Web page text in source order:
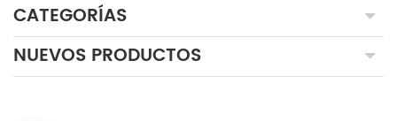
CATEGORÍAS
NUEVOS PRODUCTOS